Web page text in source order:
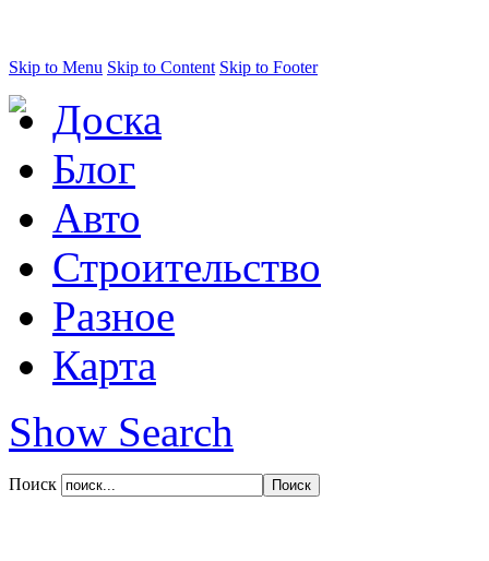
Skip to Menu Skip to Content Skip to Footer
Доска
Блог
Авто
Строительство
Разное
Карта
Show Search
Поиск